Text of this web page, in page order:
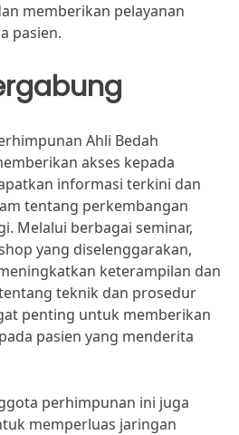
memberikan pelayanan
pasien.
Ahli Bedah
akses kepada
informasi terkini dan
tentang perkembangan
Melalui berbagai seminar,
yang diselenggarakan,
keterampilan dan
teknik dan prosedur
penting untuk memberikan
pasien yang menderita
perhimpunan ini juga
memperluas jaringan